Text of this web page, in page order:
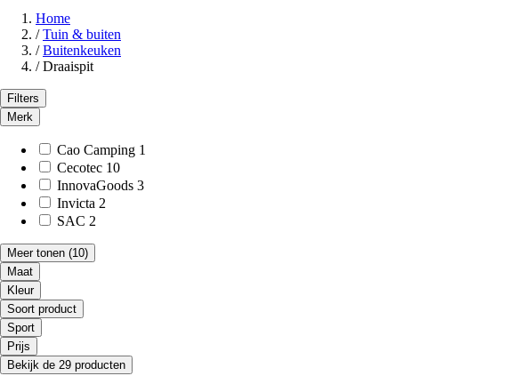
Home
/ Tuin & buiten
/ Buitenkeuken
/ Draaispit
Filters
Merk
Cao Camping 1
Cecotec 10
InnovaGoods 3
Invicta 2
SAC 2
Meer tonen (10)
Maat
Kleur
Soort product
Sport
Prijs
Bekijk de 29 producten